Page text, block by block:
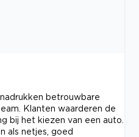
betrouwbare
Klanten waarderen de
bij het kiezen van een auto.
als netjes, goed